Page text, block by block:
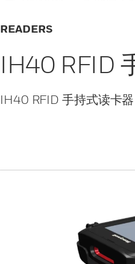
READERS
IH40 RFID
IH40 RFID 手持式读卡器